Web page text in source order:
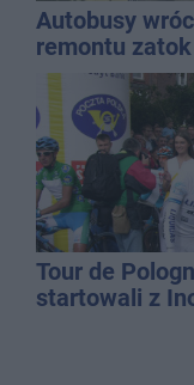
Autobusy
remontu zatok
Tour de
startowali z